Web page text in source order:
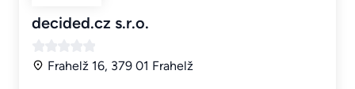
decided.cz s.r.o.
Frahelž 16, 379 01 Frahelž